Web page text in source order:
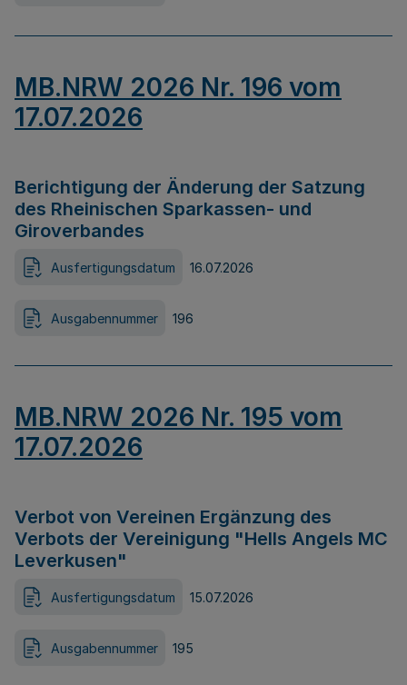
MB.NRW 2026 Nr. 196 vom
17.07.2026
Berichtigung der Änderung der Satzung
des Rheinischen Sparkassen- und
Giroverbandes
Ausfertigungsdatum 16.07.2026
Ausgabennummer 196
MB.NRW 2026 Nr. 195 vom
17.07.2026
Verbot von Vereinen Ergänzung des
Verbots der Vereinigung "Hells Angels MC
Leverkusen"
Ausfertigungsdatum 15.07.2026
Ausgabennummer 195